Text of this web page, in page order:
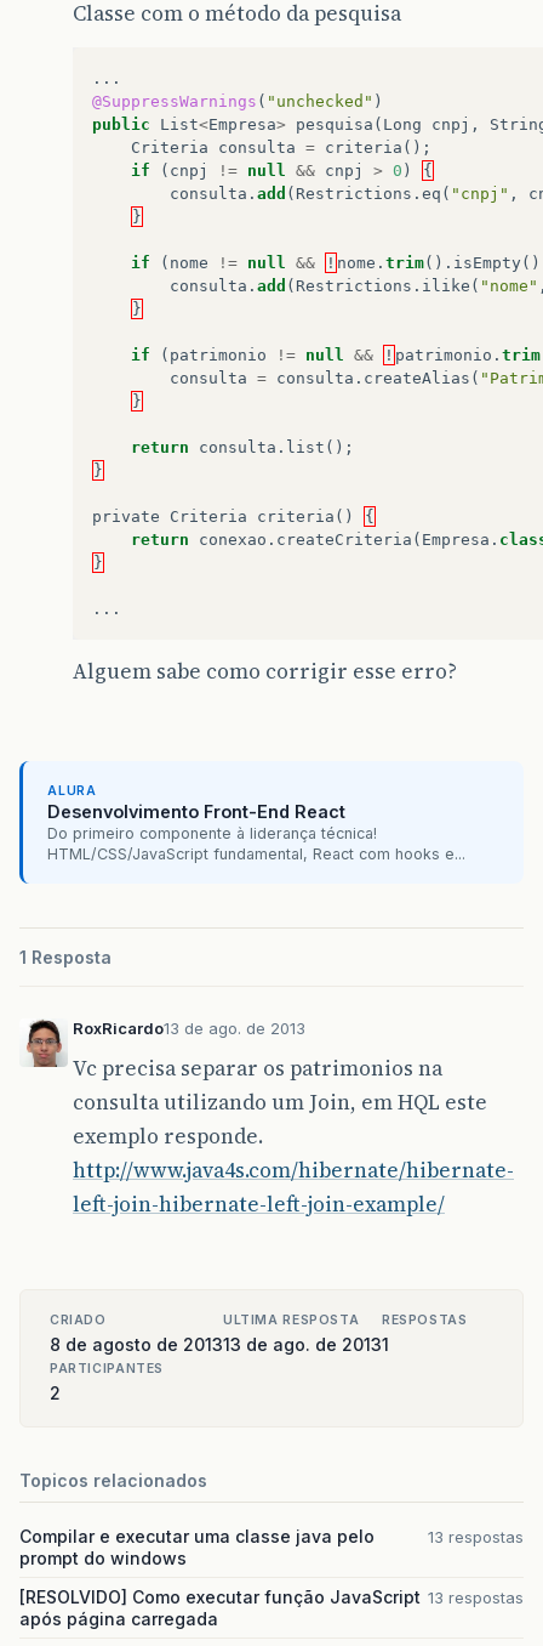
Classe com o método da pesquisa
...
@SuppressWarnings ( "unchecked" )
public
List<Empresa> pesquisa ( Long cnpj ,
Criteria
consulta = criteria ();
if
( cnpj != null && cnpj > 0 )
{
consulta . add ( Restrictions . eq ( "cnpj" ,
}
if ( nome != null && ! nome . trim(). isEmpty
consulta . add ( Restrictions . ilike ( "nome"
}
if ( patrimonio != null && ! patrimonio . trim
consulta = consulta . createAlias (
}
return consulta . list ();
}
private Criteria criteria ()
{
return
conexao . createCriteria ( Empresa .
}
...
Alguem sabe como corrigir esse erro?
ALURA
Desenvolvimento Front-End React
Do primeiro componente à liderança técnica!
HTML/CSS/JavaScript fundamental, React com hooks e...
1 Resposta
RoxRicardo13 de ago. de 2013
Vc precisa separar os patrimonios na
consulta utilizando um Join, em HQL este
exemplo responde.
http://www.java4s.com/hibernate/hibernate-
left-join-hibernate-left-join-example/
CRIADO
8 de agosto de 2013
ULTIMA RESPOSTA
13 de ago. de 2013
RESPOSTAS
1
PARTICIPANTES
2
Topicos relacionados
Compilar e executar uma classe java pelo
prompt do windows
13 respostas
[RESOLVIDO] Como executar função JavaScript
após página carregada
13 respostas